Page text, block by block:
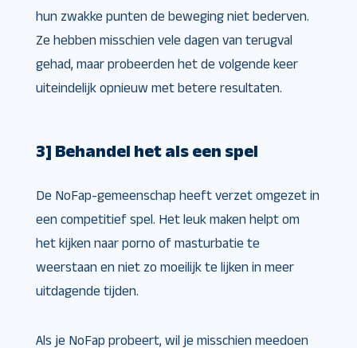
hun zwakke punten de beweging niet bederven.
Ze hebben misschien vele dagen van terugval
gehad, maar probeerden het de volgende keer
uiteindelijk opnieuw met betere resultaten.
3] Behandel het als een spel
De NoFap-gemeenschap heeft verzet omgezet in
een competitief spel. Het leuk maken helpt om
het kijken naar porno of masturbatie te
weerstaan en niet zo moeilijk te lijken in meer
uitdagende tijden.
Als je NoFap probeert, wil je misschien meedoen